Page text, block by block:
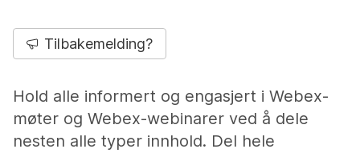
Tilbakemelding?
Hold alle informert og engasjert i Webex-
møter og Webex-webinarer ved å dele
nesten alle typer innhold. Del hele